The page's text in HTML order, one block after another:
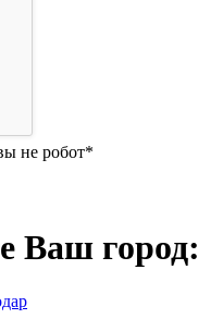
не робот*
Ваш город: